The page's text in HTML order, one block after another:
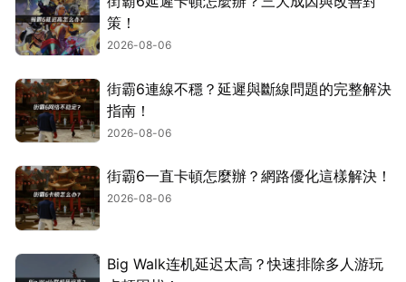
策！
2026-08-06
街霸6連線不穩？延遲與斷線問題的完整解決
指南！
2026-08-06
街霸6一直卡頓怎麼辦？網路優化這樣解決！
2026-08-06
Big Walk连机延迟太高？快速排除多人游玩